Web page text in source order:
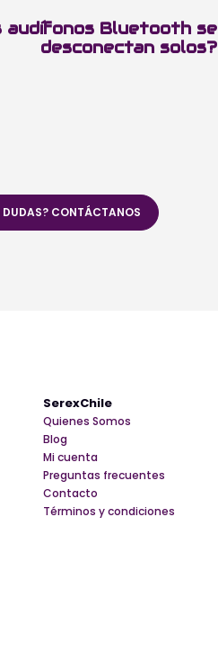
audífonos Bluetooth se
desconectan solos?
DUDAS? CONTÁCTANOS
SerexChile
Quienes Somos
Blog
Mi cuenta
Preguntas frecuentes
Contacto
Términos y condiciones